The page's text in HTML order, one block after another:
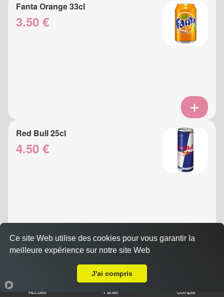
Fanta Orange 33cl
3.50 €
Red Bull 25cl
4.50 €
Accueil Panier Compte
Ce site Web utilise des cookies pour vous garantir la
meilleure expérience sur notre site Web
J'ai compris